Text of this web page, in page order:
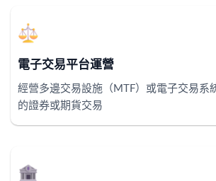
電子交易平台運營
經營多邊交易設施（MTF）或電子交易系
的證券或期貨交易